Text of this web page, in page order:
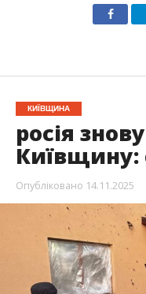
КИЇВЩИНА
росія
Київщину:
Опубліковано 14.11.2025